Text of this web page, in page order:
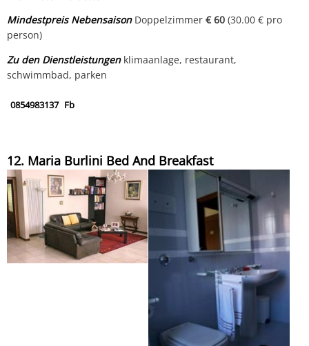
Mindestpreis NebensaisonDoppelzimmer€ 60 (30.00 € pro
person)
Zu den Dienstleistungenklimaanlage, restaurant,
schwimmbad, parken
0854983137 Fb
12. Maria Burlini Bed And Breakfast